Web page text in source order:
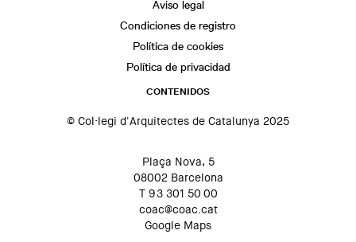
Aviso legal
Condiciones de registro
Política de cookies
Política de privacidad
CONTENIDOS
© Col·legi d'Arquitectes de Catalunya 2025
Plaça Nova, 5
08002 Barcelona
T 93 301 50 00
coac@coac.cat
Google Maps